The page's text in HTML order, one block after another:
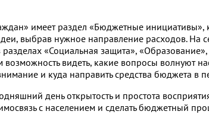
имеет раздел «Бюджетные инициативы»,
выбрав нужное направление расходов. На
«Социальная защита», «Образование»,
возможность видеть, какие вопросы волнуют
и куда направить средства бюджета в
день открытость и простота
с населением и сделать бюджетный